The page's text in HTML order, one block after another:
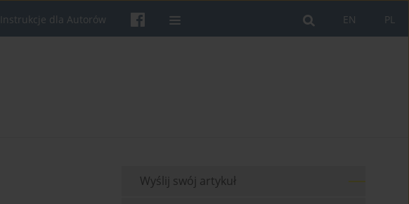
PL
EN
Instrukcje dla Autorów
Wyślij swój artykuł